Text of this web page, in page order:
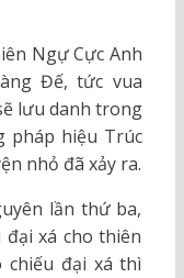
Ngự Cực Anh
Đế, tức vua
lưu danh trong
pháp hiệu Trúc
nhỏ đã xảy ra.
lần thứ ba,
xá cho thiên
chiếu đại xá thì